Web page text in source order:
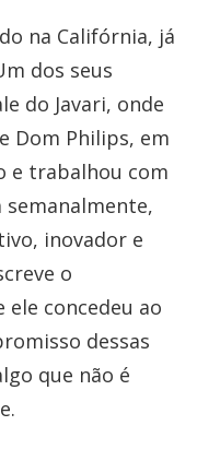
na Califórnia, já
dos seus
do Javari, onde
Dom Philips, em
e trabalhou com
semanalmente,
inovador e
o
concedeu ao
dessas
que não é